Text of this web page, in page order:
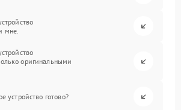
мне.
оригинальными
устройство готово?